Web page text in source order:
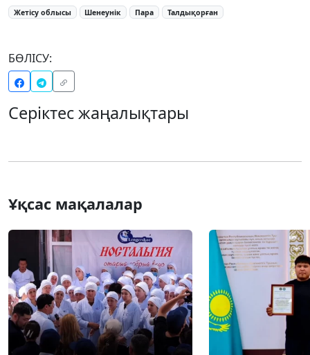
Жетісу облысы Шенеунік Пара Талдықорған
БӨЛІСУ:
Серіктес жаңалықтары
Ұқсас мақалалар